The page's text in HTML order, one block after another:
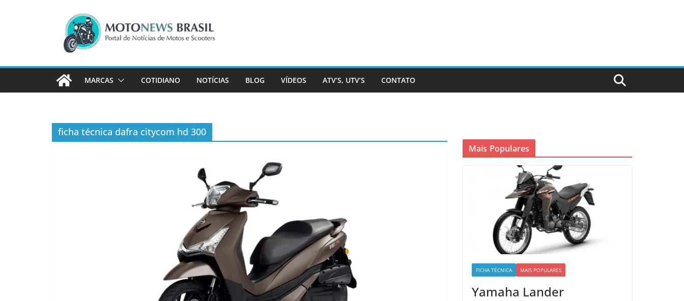
MARCAS COTIDIANO NOTÍCIAS BLOG VÍDEOS ATV’S, UTV’S CONTATO
ficha técnica dafra citycom hd 300
Mais Populares
FICHA TÉCNICA MAIS POPULARES
Yamaha Lander